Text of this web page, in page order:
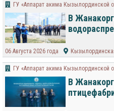
ГУ «Аппарат акима Кызылординской
В
06 Августа 2026 года
ГУ «Аппарат акима Кызылординской
В